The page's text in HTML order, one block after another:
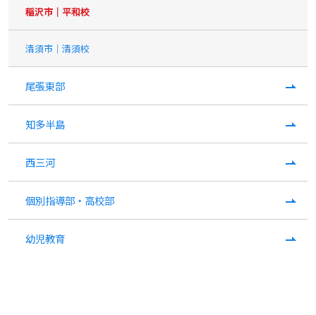
稲沢市｜平和校
清須市｜清須校
尾張東部
知多半島
西三河
個別指導部・高校部
幼児教育